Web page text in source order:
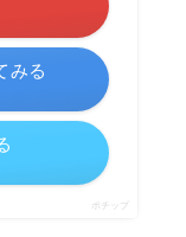
みる
ポチップ